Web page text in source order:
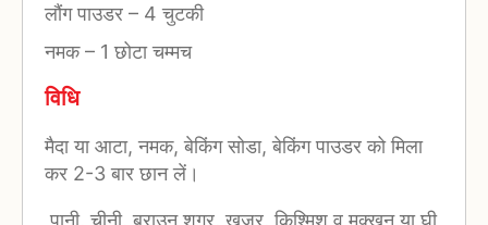
लौंग पाउडर – 4 चुटकी
नमक– 1 छोटा चम्मच
विधि
मैदा या आटा, नमक, बेकिंग सोडा, बेकिंग पाउडर को मिला
कर 2-3 बार छान लें।
पानी, चीनी, ब्राउन शुगर, खजूर, किश्मिश व मक्खन या घी